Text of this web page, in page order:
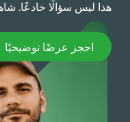
ليس سؤالًا خادعًا. شاهد
احجز عرضًا توضيحيًا
عرضًا توضيحيًا